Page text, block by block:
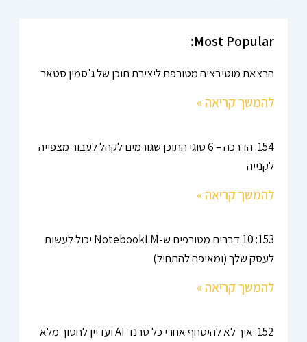
Most Popular:
הרצאת מוטיבציה מטורפת ליצירת תוכן של ג'סמין סטאר
להמשך קריאה »
154: הדרכה – 6 סוגי התוכן שגורמים לקהל לעבור מצפייה
לקנייה
להמשך קריאה »
153: 10 דברים מטורפים ש-NotebookLM יכול לעשות
לעסק שלך (ומאיפה להתחיל)
להמשך קריאה »
152: איך לא להיסחף אחרי כל טרנד AI ועדיין לחסוך מלא